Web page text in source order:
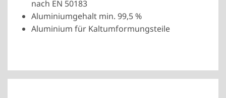
nach EN 50183
Aluminiumgehalt min. 99,5 %
Aluminium für Kaltumformungsteile